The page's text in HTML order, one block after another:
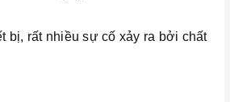
bị, rất nhiều sự cố xảy ra bởi chất